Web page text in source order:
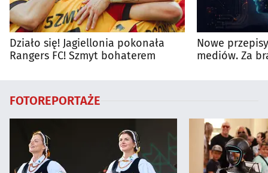
Działo się! Jagiellonia pokonała
Rangers FC! Szmyt bohaterem
Nowe
mediów. Za
FOTOREPORTAŻE